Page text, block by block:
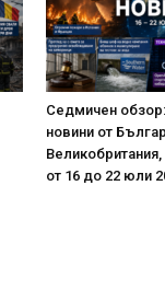
Седмичен
новини от
от 16 до 22 юли